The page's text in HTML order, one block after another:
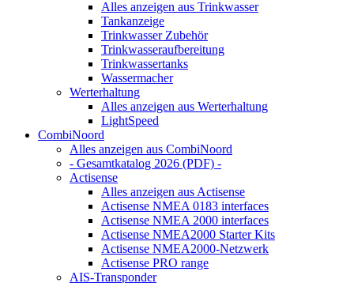
Alles anzeigen aus Trinkwasser
Tankanzeige
Trinkwasser Zubehör
Trinkwasseraufbereitung
Trinkwassertanks
Wassermacher
Werterhaltung
Alles anzeigen aus Werterhaltung
LightSpeed
CombiNoord
Alles anzeigen aus CombiNoord
- Gesamtkatalog 2026 (PDF) -
Actisense
Alles anzeigen aus Actisense
Actisense NMEA 0183 interfaces
Actisense NMEA 2000 interfaces
Actisense NMEA2000 Starter Kits
Actisense NMEA2000-Netzwerk
Actisense PRO range
AIS-Transponder